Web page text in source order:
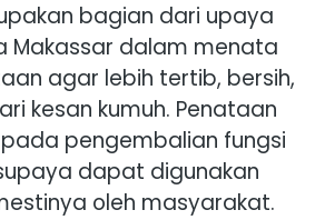
bagian dari upaya
Makassar dalam menata
agar lebih tertib, bersih,
kesan kumuh. Penataan
pengembalian fungsi
dapat digunakan
oleh masyarakat.